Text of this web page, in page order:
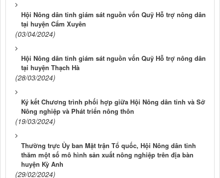
Hội Nông dân tỉnh giám sát nguồn vốn Quỹ Hỗ trợ nông dân
tại huyện Cẩm Xuyên
(03/04/2024)
Hội Nông dân tỉnh giám sát nguồn vốn Quỹ Hỗ trợ nông dân
tại huyện Thạch Hà
(28/03/2024)
Ký kết Chương trình phối hợp giữa Hội Nông dân tỉnh và Sở
Nông nghiệp và Phát triển nông thôn
(19/03/2024)
Thường trực Ủy ban Mặt trận Tổ quốc, Hội Nông dân tỉnh
thăm một số mô hình sản xuất nông nghiệp trên địa bàn
huyện Kỳ Anh
(29/02/2024)